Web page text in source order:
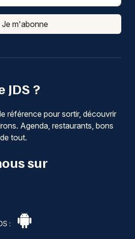
JDS ?
référence pour sortir, découvrir
Agenda, restaurants, bons
tout.
sur
:
Je m'abonne